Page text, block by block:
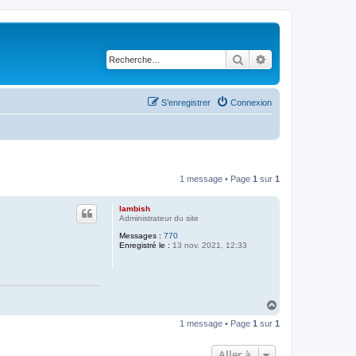
Rechercher
Connexion
S’enregistrer
1 message • Page 1 sur 1
lambish
Administrateur du site
Messages : 770
Enregistré le : 13 nov. 2021, 12:33
u
1 message • Page 1 sur 1